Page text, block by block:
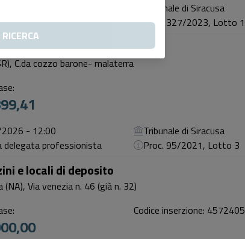
Tribunale di Siracusa
delegata professionista
Proc. 327/2023, Lotto 1
e locali di deposito
C.da cozzo barone- malaterra
- 12:00
Tribunale di Siracusa
delegata professionista
Proc. 95/2021, Lotto 3
e locali di deposito
(NA), Via venezia n. 46 (già n. 32)
Codice inserzione: 4572405